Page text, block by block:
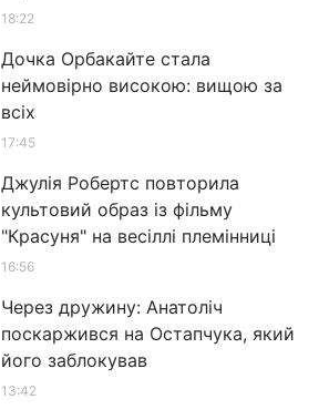
18:22
Дочка Орбакайте стала
неймовірно високою: вищою за
всіх
17:45
Джулія Робертс повторила
культовий образ із фільму
"Красуня" на весіллі племінниці
16:56
Через дружину: Анатоліч
поскаржився на Остапчука, який
його заблокував
13:42